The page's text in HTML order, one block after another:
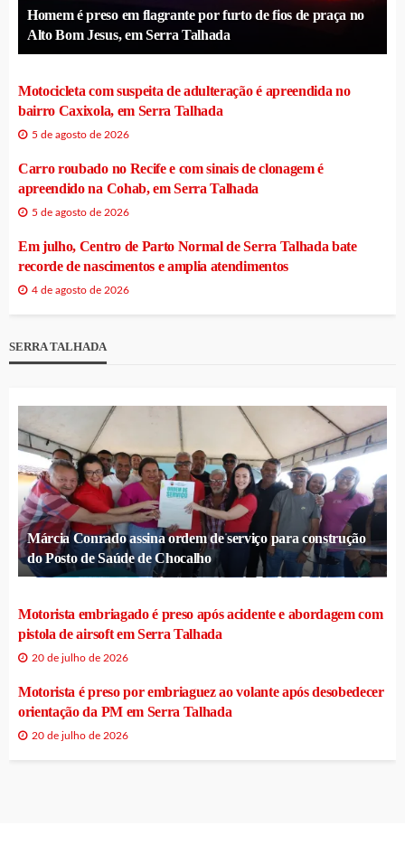
Homem é preso em flagrante por furto de fios de praça no
Alto Bom Jesus, em Serra Talhada
Motocicleta com suspeita de adulteração é apreendida no
bairro Caxixola, em Serra Talhada
5 de agosto de 2026
Carro roubado no Recife e com sinais de clonagem é
apreendido na Cohab, em Serra Talhada
5 de agosto de 2026
Em julho, Centro de Parto Normal de Serra Talhada bate
recorde de nascimentos e amplia atendimentos
4 de agosto de 2026
SERRA TALHADA
Márcia Conrado assina ordem de serviço para construção
do Posto de Saúde de Chocalho
Motorista embriagado é preso após acidente e abordagem com
pistola de airsoft em Serra Talhada
20 de julho de 2026
Motorista é preso por embriaguez ao volante após desobedecer
orientação da PM em Serra Talhada
20 de julho de 2026